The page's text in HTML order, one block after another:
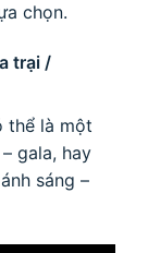
chọn.
trại /
thể là một
gala, hay
sáng –